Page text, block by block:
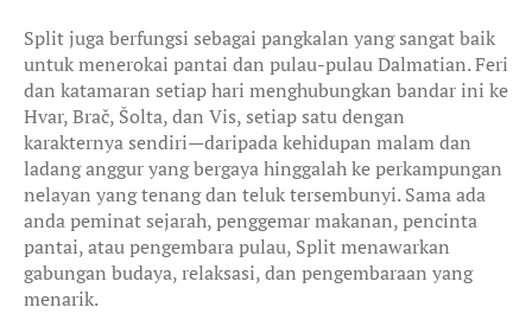
Split juga berfungsi sebagai pangkalan yang sangat baik
untuk menerokai pantai dan pulau-pulau Dalmatian. Feri
dan katamaran setiap hari menghubungkan bandar ini ke
Hvar, Brač, Šolta, dan Vis, setiap satu dengan
karakternya sendiri—daripada kehidupan malam dan
ladang anggur yang bergaya hinggalah ke perkampungan
nelayan yang tenang dan teluk tersembunyi. Sama ada
anda peminat sejarah, penggemar makanan, pencinta
pantai, atau pengembara pulau, Split menawarkan
gabungan budaya, relaksasi, dan pengembaraan yang
menarik.